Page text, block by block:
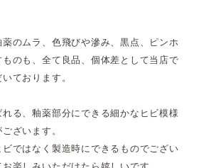
薬のムラ、色飛びや滲み、黒点、ピンホ
のも、全て良品、個体差として当店で
ております。
る、釉薬部分にできる細かなヒビ模様
ざいます。
ではなく製造時にできるものでござい